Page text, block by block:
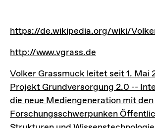
LINKS
https://de.wikipedia.org/wiki/
https://de.wikipedia.org/wiki/
http://www.vgrass.de
http://www.vgrass.de
Volker Grassmuck leitet seit 1.
Volker Grassmuck leitet seit 1. Mai
Projekt Grundversorgung 2.0 --
die neue Mediengeneration mit den
Forschungsschwerpunken